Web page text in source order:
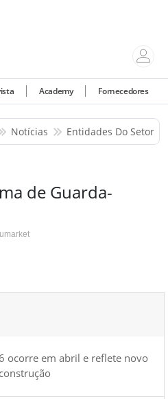
Academy Fornecedores
Notícias Entidades Do Setor
de Guarda-
ocorre em abril e reflete novo